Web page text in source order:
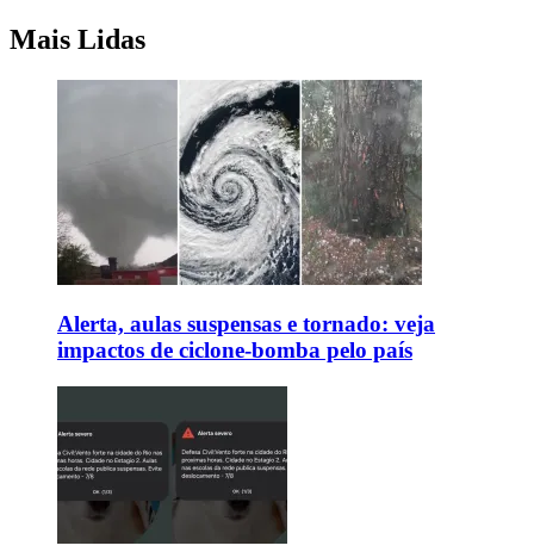
Mais Lidas
Alerta, aulas suspensas e tornado: veja
impactos de ciclone-bomba pelo país